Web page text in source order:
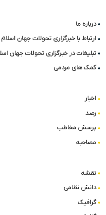
درباره ما
ارتباط با خبرگزاری تحولات جهان اسلام
تبلیغات در خبرگزاری تحولات جهان
کمک های مردمی
اخبار
رصد
پرسش مخاطب
مصاحبه
نقشه
دانش نظامی
گرافیک